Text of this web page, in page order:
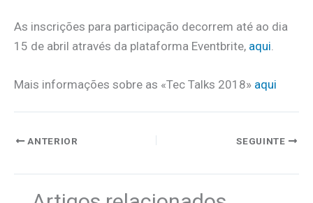
As inscrições para participação decorrem até ao dia
15 de abril através da plataforma Eventbrite, aqui
Mais informações sobre as «Tec Talks 2018» aqui
ANTERIOR SEGUINTE